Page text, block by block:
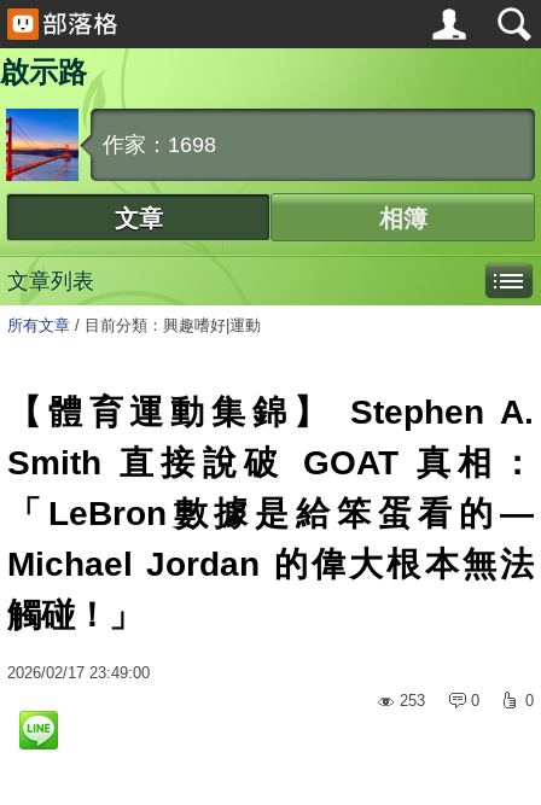
啟示路
作家：1698
文章 相簿
文章列表
所有文章 / 目前分類：興趣嗜好|運動
【體育運動集錦】 Stephen A.
Smith 直接說破 GOAT 真相：
「LeBron數據是給笨蛋看的—
Michael Jordan 的偉大根本無法
觸碰！」
2026/02/17 23:49:00
253
0 0